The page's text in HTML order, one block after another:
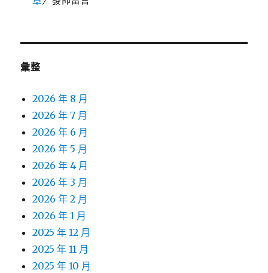
彙整
2026 年 8 月
2026 年 7 月
2026 年 6 月
2026 年 5 月
2026 年 4 月
2026 年 3 月
2026 年 2 月
2026 年 1 月
2025 年 12 月
2025 年 11 月
2025 年 10 月